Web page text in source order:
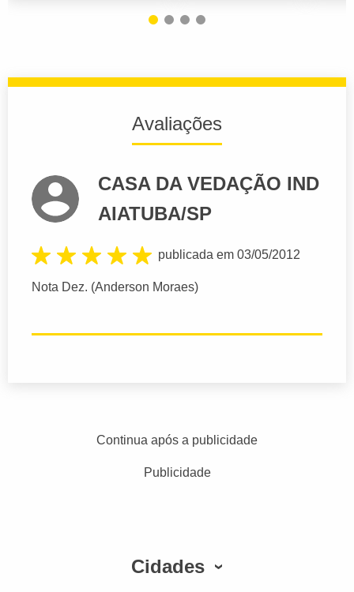
Avaliações
CASA DA VEDAÇÃO IND
AIATUBA/SP
publicada em 03/05/2012
Nota Dez. (Anderson Moraes)
Continua após a publicidade
Publicidade
Cidades